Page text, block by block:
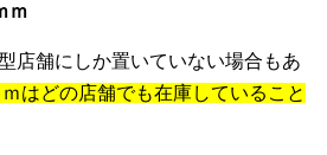
ｍ
店舗にしか置いていない場合もあ
はどの店舗でも在庫していること